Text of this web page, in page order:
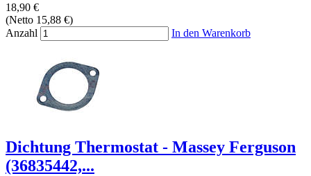
18,90 €
(Netto 15,88 €)
Anzahl
In den Warenkorb
Dichtung Thermostat - Massey Ferguson
(36835442,...